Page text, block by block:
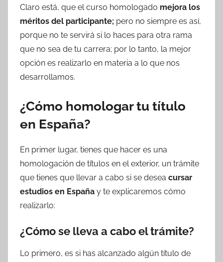
Claro está, que el curso homologado mejora los
méritos del participante; pero no siempre es así,
porque no te servirá si lo haces para otra rama
que no sea de tu carrera; por lo tanto, la mejor
opción es realizarlo en materia a lo que nos
desarrollamos.
¿Cómo homologar tu título
en España?
En primer lugar, tienes que hacer es una
homologación de títulos en el exterior, un trámite
que tienes que llevar a cabo si se desea cursar
estudios en España y te explicaremos cómo
realizarlo:
¿Cómo se lleva a cabo el trámite?
Lo primero, es si has alcanzado algún título de